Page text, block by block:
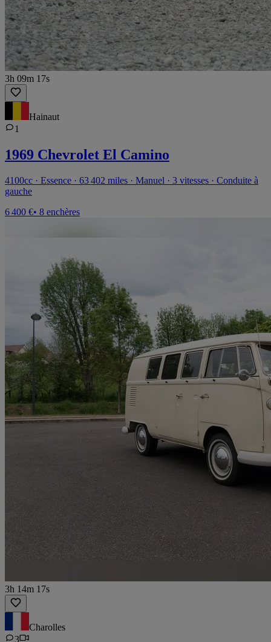
3h 09m 17s
Hainaut
1
1969 Chevrolet El Camino
4100cc · Essence · 63 402 miles · Manuel · 3 vitesses · Conduite à
gauche
6 400 €• 8 enchères
3h 14m 17s
Charolles
3